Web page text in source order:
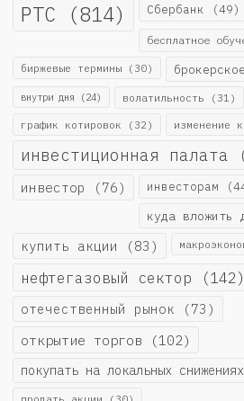
РТС (814) Сбербанк (49)
бесплатное
биржевые термины (30)
внутри дня (24) волатильность (31)
график котировок (32) изменение
инвестиционная палата
инвестор (76) инвесторам
куда вложить
купить акции (83)
нефтегазовый сектор (142)
отечественный рынок (73)
открытие торгов (102)
покупать на локальных снижениях